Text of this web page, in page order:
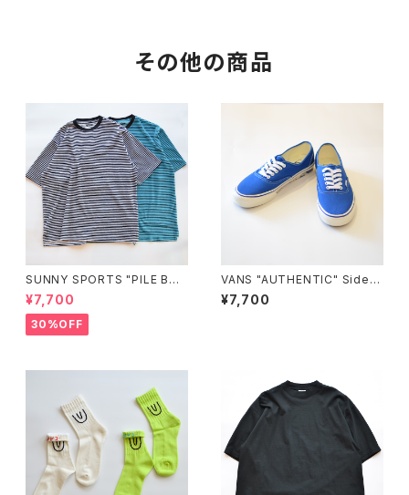
その他の商品
SUNNY SPORTS "PILE BOR
DER SS TEE"
¥7,700
30%OFF
VANS "AUTHENTIC" Sidew
all Print CLASSIC BLUE VN
000Z7410Z
¥7,700